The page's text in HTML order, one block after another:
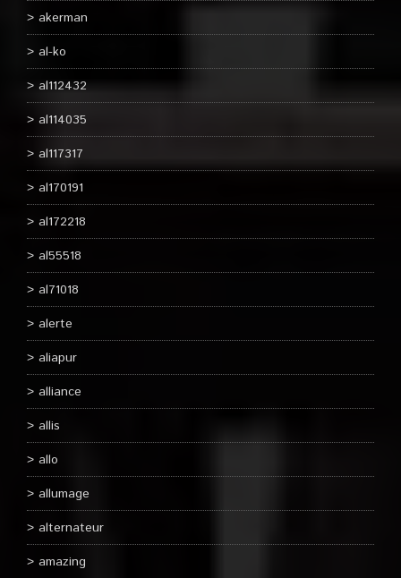
akerman
al-ko
al112432
al114035
al117317
al170191
al172218
al55518
al71018
alerte
aliapur
alliance
allis
allo
allumage
alternateur
amazing